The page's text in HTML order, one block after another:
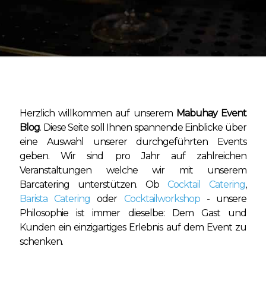
Herzlich willkommen auf unserem Mabuhay Event
Blog. Diese Seite soll Ihnen spannende Einblicke über
eine Auswahl unserer durchgeführten Events
geben. Wir sind pro Jahr auf zahlreichen
Veranstaltungen welche wir mit unserem
Barcatering unterstützen. Ob Cocktail Catering,
Barista Catering oder Cocktailworkshop- unsere
Philosophie ist immer dieselbe: Dem Gast und
Kunden ein einzigartiges Erlebnis auf dem Event zu
schenken.